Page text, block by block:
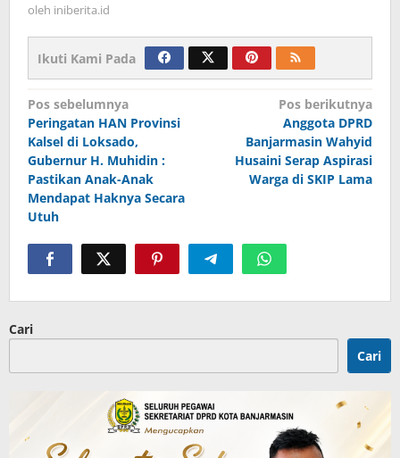
oleh iniberita.id
Ikuti Kami Pada
Navigasi
pos
Pos sebelumnya
Peringatan HAN Provinsi
Kalsel di Loksado,
Gubernur H. Muhidin :
Pastikan Anak-Anak
Mendapat Haknya Secara
Utuh
Pos berikutnya
Anggota DPRD
Banjarmasin Wahyid
Husaini Serap Aspirasi
Warga di SKIP Lama
Cari
Cari